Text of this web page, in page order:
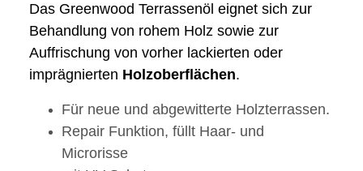
Das Greenwood Terrassenöl eignet sich zur
Behandlung von rohem Holz sowie zur
Auffrischung von vorher lackierten oder
imprägnierten Holzoberflächen.
Für neue und abgewitterte Holzterrassen.
Repair Funktion, füllt Haar- und
Microrisse